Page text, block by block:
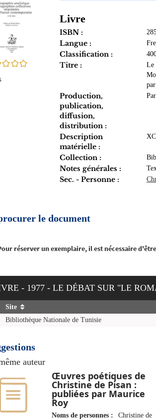
Livre
ISBN :
Langue :
Classification :
Titre :
Le
Production,
publication,
diffusion,
distribution :
Description
matérielle :
Collection :
Notes générales :
Sec. - Personne :
le document
réserver un exemplaire, il est nécessaire
- 1977 - LE DÉBAT SUR "LE
Site
Bibliothèque Nationale de Tunisie
auteur
Œuvres poétiques de
Christine de Pisan :
publiées par Maurice
Roy
Noms de personnes :
Christine de